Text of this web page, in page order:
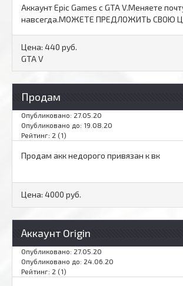
Аккаунт Epic Games с GTA V.Меняете
навсегда.МОЖЕТЕ ПРЕДЛОЖИТЬ СВОЮ
Цена: 440 руб.
GTA V
Продам
Опубликовано: 27.05.20
Опубликовано до: 19.08.20
Рейтинг: 2 (1)
Продам акк недорого привязан к вк
Цена: 4000 руб.
Аккаунт Origin
Опубликовано: 27.05.20
Опубликовано до: 24.06.20
Рейтинг: 2 (1)